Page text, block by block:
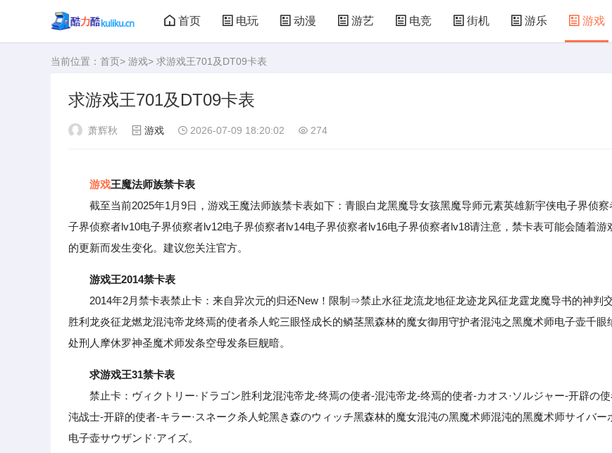
首页 电玩 动漫 游艺 电竞 街机 游乐 游戏
大型游戏 娃娃机
当前位置： 首页> 游戏> 求游戏王701及DT09卡表
求游戏王701及DT09卡表
萧辉秋 游戏 2026-07-09 18:20:02 274
游戏王魔法师族禁卡表
截至当前2025年1月9日，游戏王魔法师族禁卡表如下：青眼白龙黑魔导女孩黑魔导师元素英雄新宇侠电子界侦察
子界侦察者lv10电子界侦察者lv12电子界侦察者lv14电子界侦察者lv16电子界侦察者lv18请注意，禁卡表可能会随着游
的更新而发生变化。建议您关注官方。
游戏王2014禁卡表
2014年2月禁卡表禁止卡：来自异次元的归还New！限制⇒禁止水征龙流龙地征龙迹龙风征龙霆龙魔导书的神判
胜利龙炎征龙燃龙混沌帝龙终焉的使者杀人蛇三眼怪成长的鳞茎黑森林的魔女御用守护者混沌之黑魔术师电子壶千眼
处刑人摩休罗神圣魔术师发条空母发条巨舰暗。
求游戏王31禁卡表
禁止卡：ヴィクトリー·ドラゴン胜利龙混沌帝龙-终焉の使者-混沌帝龙-终焉的使者-カオス·ソルジャー-开辟の使
沌战士-开辟的使者-キラー·スネーク杀人蛇黑き森のウィッチ黑森林的魔女混沌の黑魔术师混沌的黑魔术师サイバー
电子壶サウザンド·アイズ。